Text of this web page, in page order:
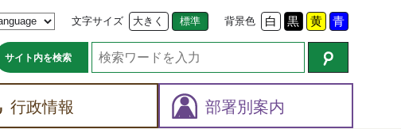
文字サイズ 大きく 標準 背景色 白 黒 黄 青
サイト内を検索
行政情報 部署別案内